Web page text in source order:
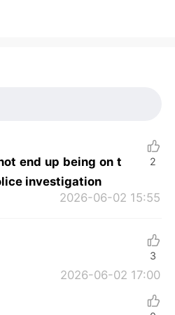
end up being on t
investigation
2026-06-02 15:55
2
2026-06-02 17:00
3